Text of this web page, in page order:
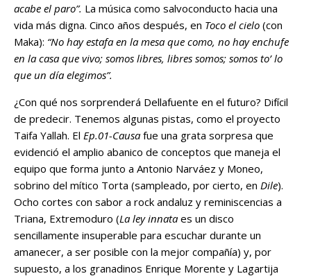
acabe el paro”. La música como salvoconducto hacia una
vida más digna. Cinco años después, en Toco el cielo (con
Maka): “No hay estafa en la mesa que como, no hay enchufe
en la casa que vivo; somos libres, libres somos; somos to’ lo
que un día elegimos”.
¿Con qué nos sorprenderá Dellafuente en el futuro? Difícil
de predecir. Tenemos algunas pistas, como el proyecto
Taifa Yallah. El Ep.01-Causa fue una grata sorpresa que
evidenció el amplio abanico de conceptos que maneja el
equipo que forma junto a Antonio Narváez y Moneo,
sobrino del mítico Torta (sampleado, por cierto, en Dile).
Ocho cortes con sabor a rock andaluz y reminiscencias a
Triana, Extremoduro (La ley innata es un disco
sencillamente insuperable para escuchar durante un
amanecer, a ser posible con la mejor compañía) y, por
supuesto, a los granadinos Enrique Morente y Lagartija